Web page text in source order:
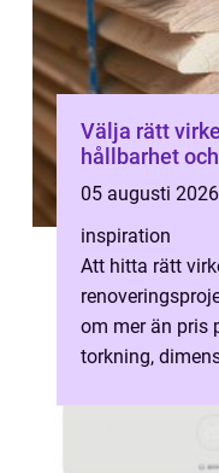
Välja rätt virke i
hållbarhet
05 augusti 2026
inspiration
Att hitta rätt
om mer än pris
torkning,